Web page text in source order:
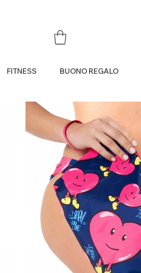
FITNESS BUONO REGALO